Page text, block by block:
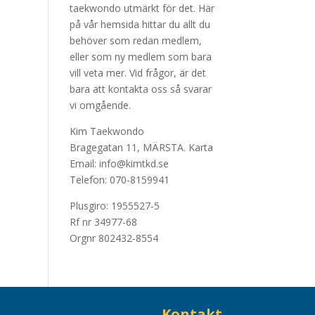
taekwondo utmärkt för det. Här
på vår hemsida hittar du allt du
behöver som redan medlem,
eller som ny medlem som bara
vill veta mer. Vid frågor, är det
bara att kontakta oss så svarar
vi omgående.
Kim Taekwondo
Bragegatan 11, MÄRSTA. Karta
Email: info@kimtkd.se
Telefon: 070-8159941
Plusgiro: 1955527-5
Rf nr 34977-68
Orgnr 802432-8554